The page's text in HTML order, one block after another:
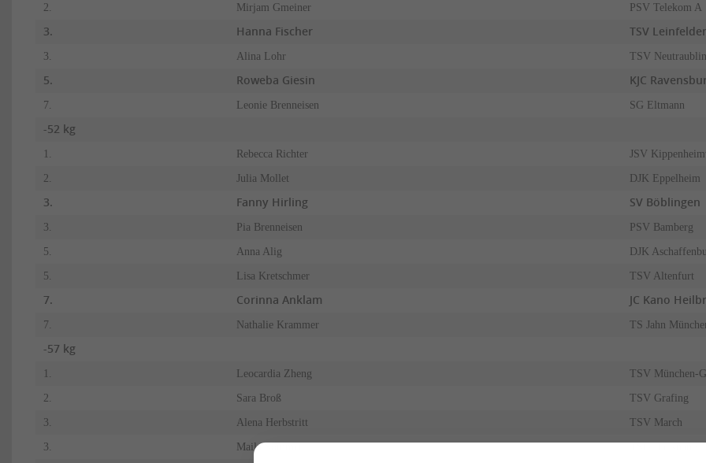
2. Mirjam Gmeiner PSV Telekom A
3. Hanna Fischer TSV
3. Alina Lohr TSV
5. Roweba Giesin KJC
7. Leonie Brenneisen SG Eltmann
-52 kg
1. Rebecca Richter JSV
2. Julia Mollet DJK Eppelheim
3. Fanny Hirling SV Böblingen
3. Pia Brenneisen PSV Bamberg
5. Anna Alig DJK
5. Lisa Kretschmer TSV Altenfurt
7. Corinna Anklam JC Kano
7. Nathalie Krammer TS Jahn
-57 kg
Leocardia Zheng TSV München-
2. Sara Broß TSV Grafing
3. Alena Herbstritt TSV March
3. Maila Sommer